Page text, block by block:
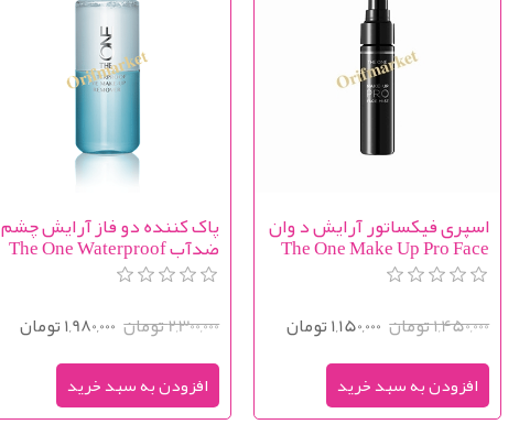
اسپری فیکساتور آرایش د وان
The One Make Up Pro Face
Mist
1,450,000 تومان 1,150,000 تومان
پاک کننده دو فاز آرایش چشم
ضدآب The One Waterproof
Eye make - up Remover
2,300,000 تومان 1,980,000 تومان